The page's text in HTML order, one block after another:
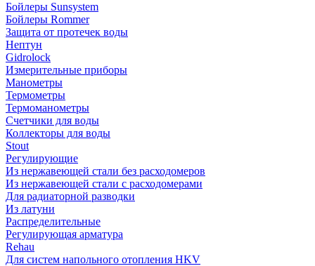
Бойлеры Sunsystem
Бойлеры Rommer
Защита от протечек воды
Нептун
Gidrolock
Измерительные приборы
Манометры
Термометры
Термоманометры
Счетчики для воды
Коллекторы для воды
Stout
Регулирующие
Из нержавеющей стали без расходомеров
Из нержавеющей стали с расходомерами
Для радиаторной разводки
Из латуни
Распределительные
Регулирующая арматура
Rehau
Для систем напольного отопления HKV